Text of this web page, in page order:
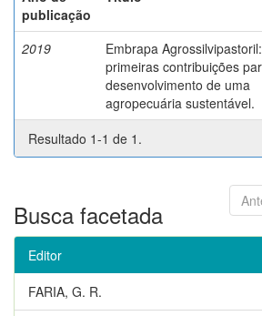
publicação
2019
Embrapa Agrossilvipastoril:
primeiras contribuições
desenvolvimento de uma
agropecuária sustentável.
Resultado 1-1 de 1.
Busca facetada
Editor
FARIA, G. R.